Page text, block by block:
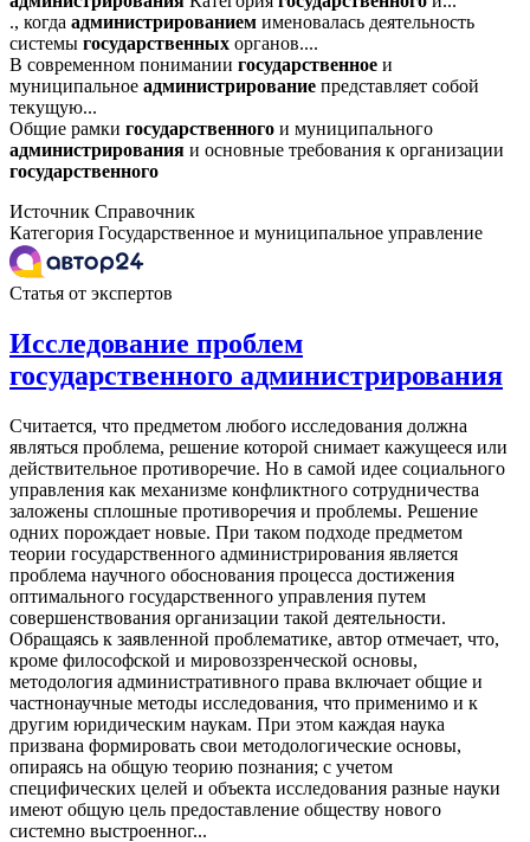
., когда администрированием именовалась деятельность
системы государственных органов....
В современном понимании государственное и
муниципальное администрирование представляет собой
текущую...
Общие рамки государственного и муниципального
администрирования и основные требования к организации
государственного
Источник Справочник
Категория Государственное и муниципальное управление
Статья от экспертов
Исследование проблем
государственного администрирования
Считается, что предметом любого исследования должна
являться проблема, решение которой снимает кажущееся или
действительное противоречие. Но в самой идее социального
управления как механизме конфликтного сотрудничества
заложены сплошные противоречия и проблемы. Решение
одних порождает новые. При таком подходе предметом
теории государственного администрирования является
проблема научного обоснования процесса достижения
оптимального государственного управления путем
совершенствования организации такой деятельности.
Обращаясь к заявленной проблематике, автор отмечает, что,
кроме философской и мировоззренческой основы,
методология административного права включает общие и
частнонаучные методы исследования, что применимо и к
другим юридическим наукам. При этом каждая наука
призвана формировать свои методологические основы,
опираясь на общую теорию познания; с учетом
специфических целей и объекта исследования разные науки
имеют общую цель предоставление обществу нового
системно выстроенног...